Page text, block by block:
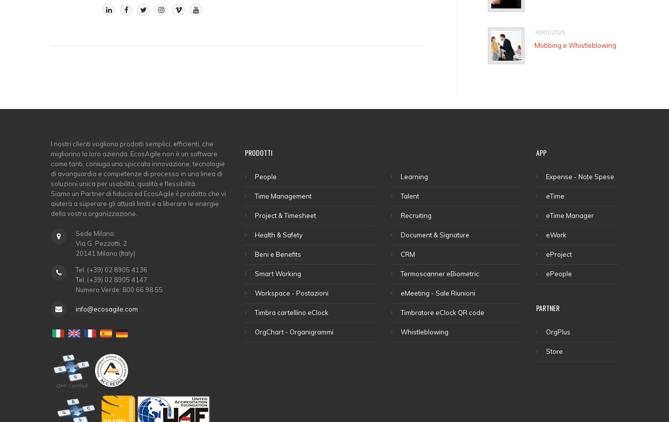
30/01/2025
Mobbing e Whistleblowing
I nostri clienti vogliono prodotti semplici, efficienti, che
migliorino la loro azienda. EcosAgile non è un software
come tanti, coniuga una spiccata innovazione, tecnologie
di avanguardia e competenze di processo in una linea di
soluzioni unica per usabilità, qualità e flessibilità.
Siamo un Partner di fiducia ed EcosAgile il prodotto che vi
aiuterà a superare gli attuali limiti e a liberare le energie
della vostra organizzazione.
Sede Milano:
Via G. Pezzotti, 2
20141 Milano (Italy)
Tel. (+39) 02 8905 4136
Tel. (+39) 02 8905 4147
Numero Verde: 800 66 98 55
info@ecosagile.com
PRODOTTI
People
Time Management
Project & Timesheet
Health & Safety
Beni e Benefits
Smart Working
Workspace - Postazioni
Timbra cartellino eClock
OrgChart - Organigrammi
Learning
Talent
Recruiting
Document & Signature
CRM
Termoscanner eBiometric
eMeeting - Sale Riunioni
Timbratore eClock QR code
Whistleblowing
APP
Expense - Note Spese
eTime
eTime Manager
eWork
eProject
ePeople
PARTNER
OrgPlus
Store